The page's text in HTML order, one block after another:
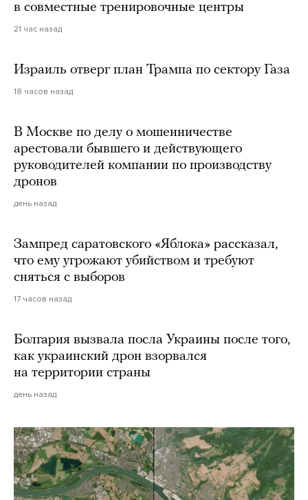
в совместные тренировочные центры
21 час назад
Израиль отверг план Трампа по сектору Газа
18 часов назад
В Москве по делу о мошенничестве
арестовали бывшего и действующего
руководителей компании по производству
дронов
день назад
Зампред саратовского «Яблока» рассказал,
что ему угрожают убийством и требуют
сняться с выборов
17 часов назад
Болгария вызвала посла Украины после того,
как украинский дрон взорвался
на территории страны
день назад